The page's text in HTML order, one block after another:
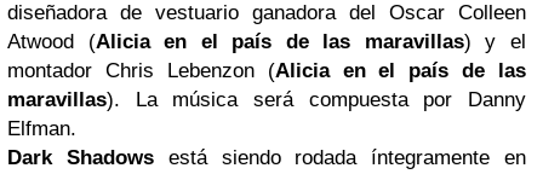
diseñadora de vestuario ganadora del Oscar Colleen
Atwood (Alicia en el país de las maravillas) y el
montador Chris Lebenzon (Alicia en el país de las
maravillas). La música será compuesta por Danny
Elfman.
Dark Shadowsestá siendo rodada íntegramente en